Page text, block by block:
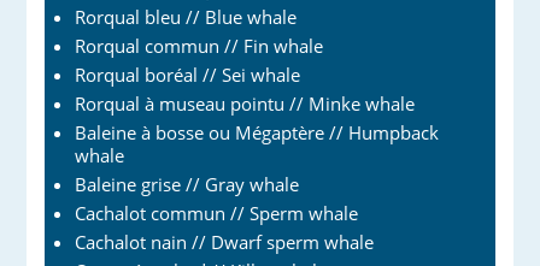
Rorqual bleu // Blue whale
Rorqual commun // Fin whale
Rorqual boréal // Sei whale
Rorqual à museau pointu // Minke whale
Baleine à bosse ou Mégaptère // Humpback
whale
Baleine grise // Gray whale
Cachalot commun // Sperm whale
Cachalot nain // Dwarf sperm whale